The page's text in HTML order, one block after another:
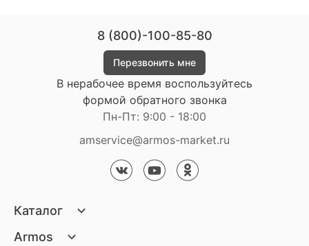
Каталог
Armos
8 (800)-100-85-80
Перезвонить мне
В нерабочее время воспользуйтесь
формой обратного звонка
Пн-Пт: 9:00 - 18:00
amservice@armos-market.ru